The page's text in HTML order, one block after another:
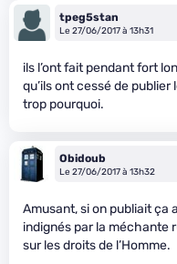
tpeg5stan
Le 27/06/2017 à 13h31
ils l’ont fait pendant fort
qu’ils ont cessé de
trop pourquoi.
Obidoub
Le 27/06/2017 à 13h32
Amusant, si on publiait ça
indignés par la méchante
sur les droits de l’Homme.